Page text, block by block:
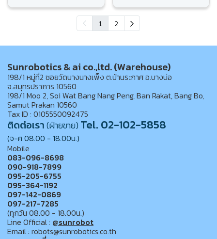
1 2
Sunrobotics & ai co.,ltd. (Warehouse)
198/1 หมู่ที่2 ซอยวัดบางนางเพ็ง ต.บ้านระกาศ อ.บางบ่อ
จ.สมุทรปราการ 10560
198/1 Moo 2, Soi Wat Bang Nang Peng, Ban Rakat, Bang Bo,
Samut Prakan 10560
Tax ID : 0105550092475
ติดต่อเรา(ฝ่ายขาย) Tel. 02-102-5858
(จ-ศ 08.00 - 18.00น.)
Mobile
083-096-8698
090-918-7899
095-205-6755
095-364-1192
097-142-0869
097-217-7285
(ทุกวัน 08.00 - 18.00น.)
Line Official : @sunrobot
Email : robots@sunrobotics.co.th